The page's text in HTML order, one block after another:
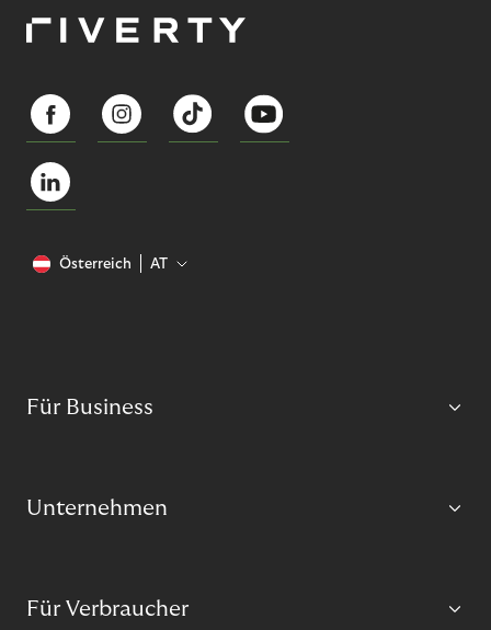
Österreich AT
Für Business
Unternehmen
Für Verbraucher